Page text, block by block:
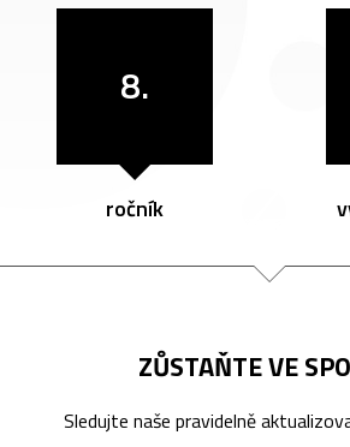
8.
ročník
ZŮSTAŇTE VE
Sledujte naše pravidelně